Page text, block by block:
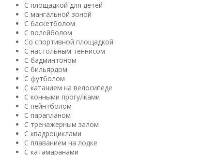
С площадкой для детей
С мангальной зоной
С баскетболом
С волейболом
Со спортивной площадкой
С настольным теннисом
С бадминтоном
С бильярдом
С футболом
С катанием на велосипеде
С конными прогулками
С пейнтболом
С парапланом
С тренажерным залом
С квадроциклами
С плаванием на лодке
С катамаранами